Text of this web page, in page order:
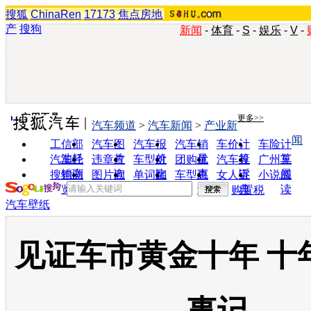
搜狐 ChinaRen 17173 焦点房地
产 搜狗 新闻 - 体育 - S - 娱乐 - V -
实用工具 更多>>
工信部
油耗
汽车图
片
汽车报
价
汽车销
量
车价计
算
车险计
算
汽车经
销商
违章查
询
车型对
比
团购优
惠
汽车投
诉
广州车
展
搜狗浏
览器
图片欣
赏
单词翻
车型查
询
女人宝
典
小说阅
读
汽车频道 > 汽车新闻 > 产业新
闻
购置税
汽车壁纸
见证车市黄金十年 十